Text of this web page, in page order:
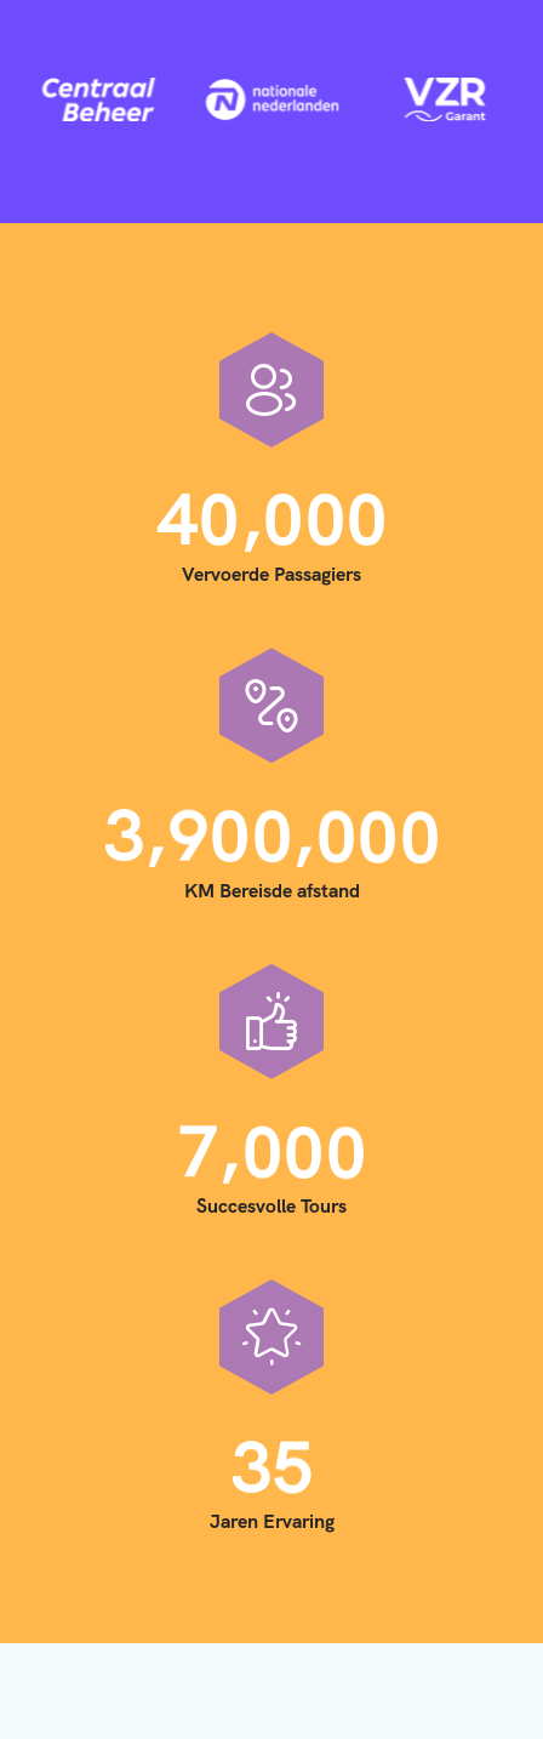
40,000
Vervoerde Passagiers
3,900,000
KM Bereisde afstand
7,000
Succesvolle Tours
35
Jaren Ervaring